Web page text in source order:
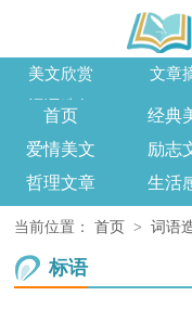
美文欣赏 文章
词语造句
首页 经典
爱情美文
励志
哲理文章
生活
当前位置： 首页 > 词语
标语